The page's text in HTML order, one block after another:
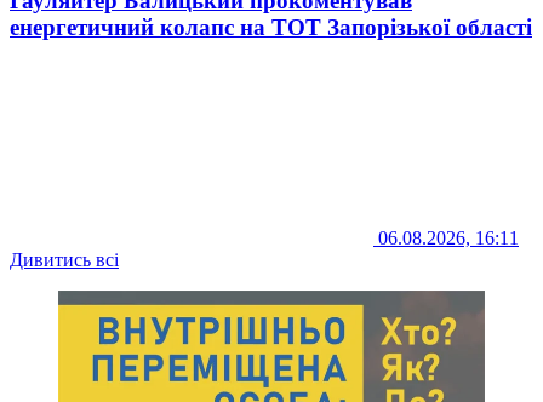
енергетичний колапс на ТОТ Запорізької області
06.08.2026, 16:11
Дивитись всі